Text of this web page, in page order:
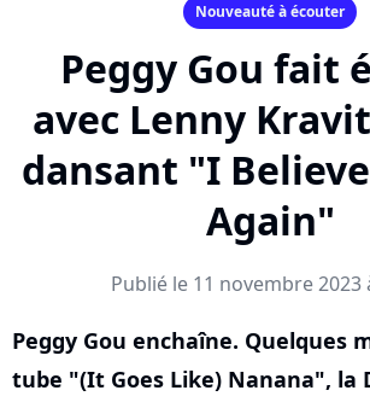
Nouveauté à écouter
Peggy Gou fait
avec Lenny
dansant "I
Again"
Publié le 11 novembre 2023
Peggy Gou enchaîne. Quelques
tube "(It Goes Like) Nanana", la